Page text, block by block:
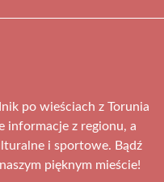
po wieściach z Torunia
informacje z regionu, a
i sportowe. Bądź
pięknym mieście!